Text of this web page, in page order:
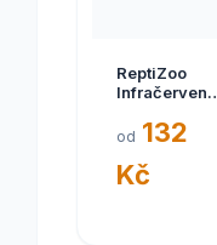
ReptiZoo
Infračervená
od 132
Kč